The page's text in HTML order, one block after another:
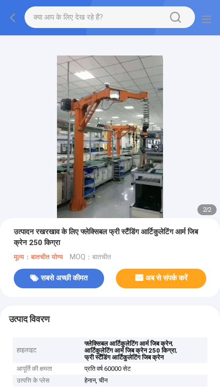
gtag('config', 'G-QWE9HWC3PF', {cookie_flags:
"SameSite=None;Secure"});
2/2
उत्पादन रखरखाव के लिए फ्लेक्सिबल फ्री स्टैंडिंग आर्टिकुलेटिंग आर्म जिब
क्रेन 250 किग्रा
मूल्य：बातचीत योग्य MOQ：बातचीत
सबसे अच्छी कीमत अब से संपर्क करें
उत्पाद विवरण
हाइलाइट
फ्लेक्सिबल आर्टिकुलेटिंग आर्म जिब क्रेन,
आर्टिकुलेटिंग आर्म जिब क्रेन 250 किग्रा,
फ्री स्टैंडिंग आर्टिकुलेटिंग जिब क्रेन
आपूर्ति की क्षमता
प्रति वर्ष 60000 सेट
उत्पत्ति के प्लेस
हेनान, चीन